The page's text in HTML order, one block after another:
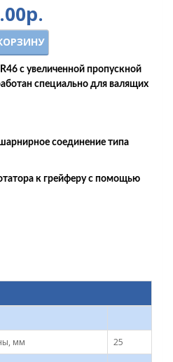
с увеличенной пропускной
специально для валящих
соединение типа
к грейферу с помощью
мм
25